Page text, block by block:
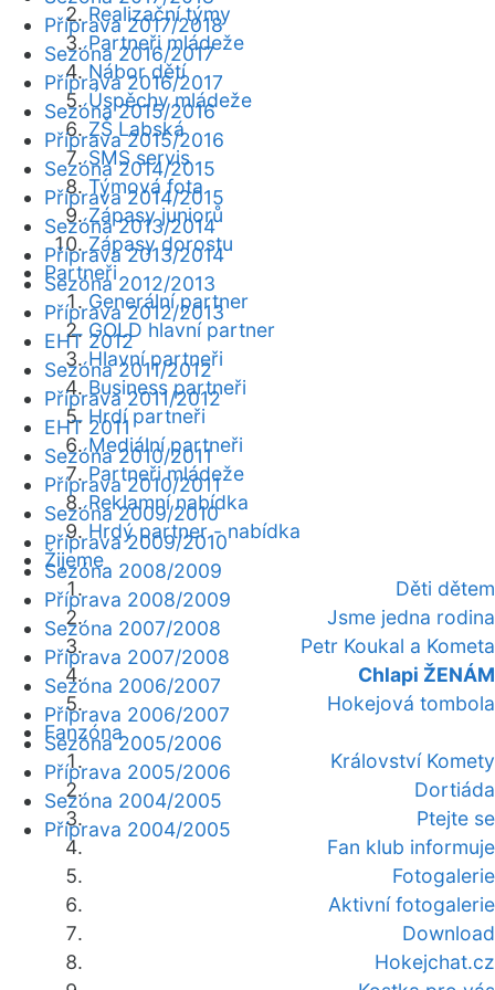
Realizační týmy
Partneři mládeže
Nábor dětí
Úspěchy mládeže
ZŠ Labská
SMS servis
Týmová fota
Zápasy juniorů
Zápasy dorostu
Partneři
Generální partner
GOLD hlavní partner
Hlavní partneři
Business partneři
Hrdí partneři
Mediální partneři
Partneři mládeže
Reklamní nabídka
Hrdý partner - nabídka
Žijeme
Děti dětem
Jsme jedna rodina
Petr Koukal a Kometa
Chlapi ŽENÁM
Hokejová tombola
Fanzóna
Království Komety
Dortiáda
Ptejte se
Fan klub informuje
Fotogalerie
Aktivní fotogalerie
Download
Hokejchat.cz
Příprava 2017/2018
Sezóna 2016/2017
Příprava 2016/2017
Sezóna 2015/2016
Příprava 2015/2016
Sezóna 2014/2015
Příprava 2014/2015
Sezóna 2013/2014
Příprava 2013/2014
Sezóna 2012/2013
Příprava 2012/2013
EHT 2012
Sezóna 2011/2012
Příprava 2011/2012
EHT 2011
Sezóna 2010/2011
Příprava 2010/2011
Sezóna 2009/2010
Příprava 2009/2010
Sezóna 2008/2009
Příprava 2008/2009
Sezóna 2007/2008
Příprava 2007/2008
Sezóna 2006/2007
Příprava 2006/2007
Sezóna 2005/2006
Příprava 2005/2006
Sezóna 2004/2005
Příprava 2004/2005